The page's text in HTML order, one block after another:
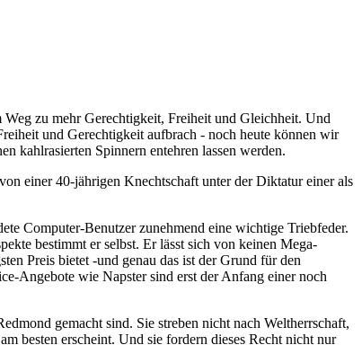
zu mehr Gerechtigkeit, Freiheit und Gleichheit. Und
und Gerechtigkeit aufbrach - noch heute können wir
kahlrasierten Spinnern entehren lassen werden.
einer 40-jährigen Knechtschaft unter der Diktatur einer als
Computer-Benutzer zunehmend eine wichtige Triebfeder.
bestimmt er selbst. Er lässt sich von keinen Mega-
Preis bietet -und genau das ist der Grund für den
Angebote wie Napster sind erst der Anfang einer noch
gemacht sind. Sie streben nicht nach Weltherrschaft,
besten erscheint. Und sie fordern dieses Recht nicht nur